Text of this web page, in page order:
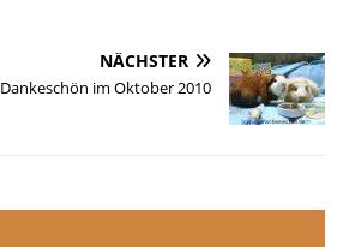
NÄCHSTER
Dankeschön im Oktober 2010